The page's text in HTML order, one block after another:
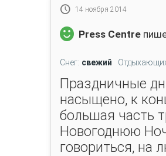
14 ноября 2014
Press Centre
Снег: свежий
Праздничные
насыщено, к
большая часть
Новогоднюю
говориться, на